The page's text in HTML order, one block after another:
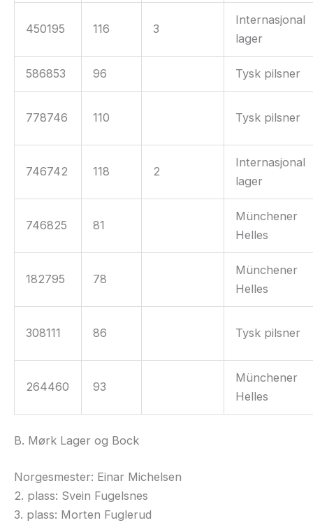
450195 116 3
Internasjonal
lager
586853 96 Tysk pilsner
778746 110 Tysk pilsner
746742 118 2
Internasjonal
lager
746825 81
Münchener
Helles
182795 78
Münchener
Helles
308111 86 Tysk pilsner
264460 93
Münchener
Helles
B. Mørk Lager og Bock
Norgesmester: Einar Michelsen
2. plass: Svein Fugelsnes
3. plass: Morten Fuglerud